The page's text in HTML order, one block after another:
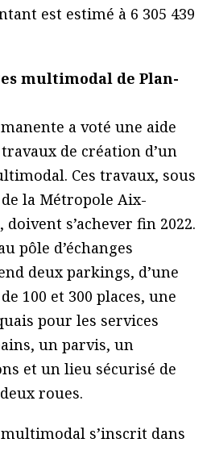
est estimé à 6 305 439
multimodal de Plan-
a voté une aide
de création d’un
Ces travaux, sous
la Métropole Aix-
s’achever fin 2022.
pôle d’échanges
deux parkings, d’une
100 et 300 places, une
pour les services
un parvis, un
et un lieu sécurisé de
roues.
multimodal s’inscrit dans